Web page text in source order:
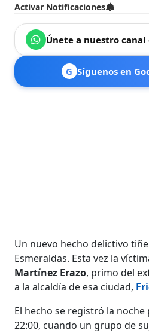
Activar Notificaciones
Únete a nuestro canal
G Síguenos en
Un nuevo hecho delictivo
Esmeraldas. Esta vez la
Martínez Erazo, primo del
a la alcaldía de esa ciudad,
El hecho se registró la noche
22:00, cuando un grupo de